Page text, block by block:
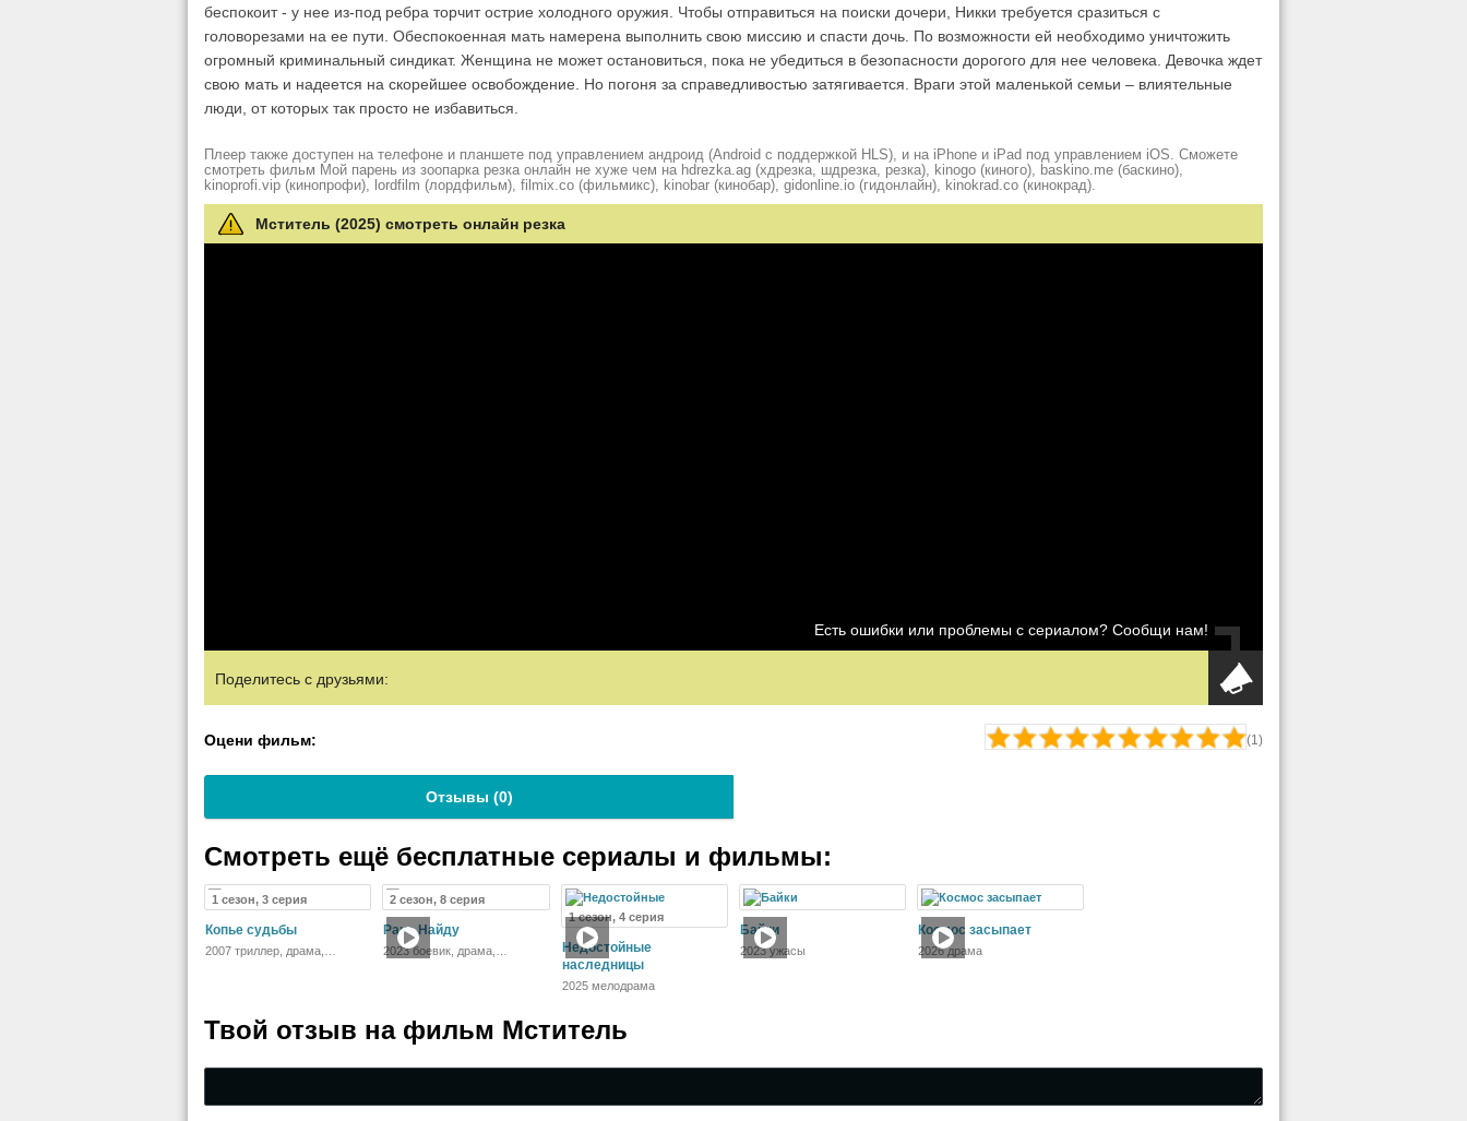
беспокоит - у нее из-под ребра торчит острие холодного оружия. Чтобы отправиться на поиски дочери, Никки требуется сразиться с
головорезами на ее пути. Обеспокоенная мать намерена выполнить свою миссию и спасти дочь. По возможности ей необходимо уничтожить
огромный криминальный синдикат. Женщина не может остановиться, пока не убедиться в безопасности дорогого для нее человека. Девочка ждет
свою мать и надеется на скорейшее освобождение. Но погоня за справедливостью затягивается. Враги этой маленькой семьи – влиятельные
люди, от которых так просто не избавиться.
Плеер также доступен на телефоне и планшете под управлением андроид (Android с поддержкой HLS), и на iPhone и iPad под управлением iOS. Сможете
смотреть фильм Мой парень из зоопарка резка онлайн не хуже чем на hdrezka.ag (хдрезка, шдрезка, резка), kinogo (киного), baskino.me (баскино),
kinoprofi.vip (кинопрофи), lordfilm (лордфильм), filmix.co (фильмикс), kinobar (кинобар), gidonline.io (гидонлайн), kinokrad.сo (кинокрад).
Мститель (2025) смотреть онлайн резка
Есть ошибки или проблемы с сериалом? Сообщи нам!
Поделитесь с друзьями:
Оцени фильм: (1)
Отзывы (0)
Смотреть ещё бесплатные сериалы и фильмы:
1 сезон, 3 серия
Копье судьбы
2007 триллер, драма,
2 сезон, 8 серия
Рана Найду
2023 боевик, драма,
1 сезон, 4 серия
Недостойные
наследницы
2025 мелодрама
Байки
2023 ужасы
Космос засыпает
2026 драма
Твой отзыв на фильм Мститель